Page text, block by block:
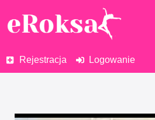
Rejestracja Logowanie